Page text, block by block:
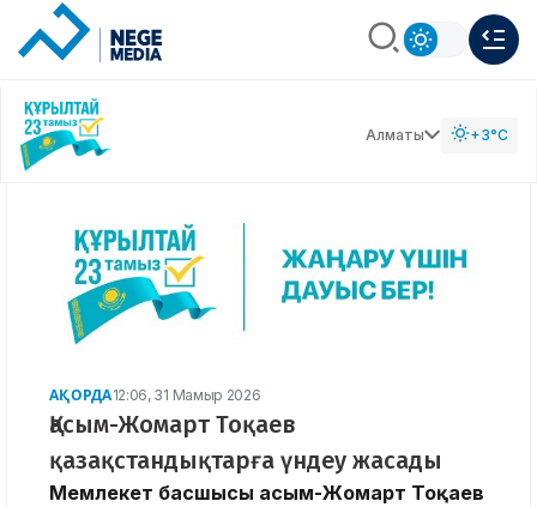
Алматы +3°C
АҚОРДА12:06, 31 Мамыр 2026
Қасым-Жомарт Тоқаев
қазақстандықтарға үндеу жасады
Мемлекет басшысы Қасым-Жомарт Тоқаев